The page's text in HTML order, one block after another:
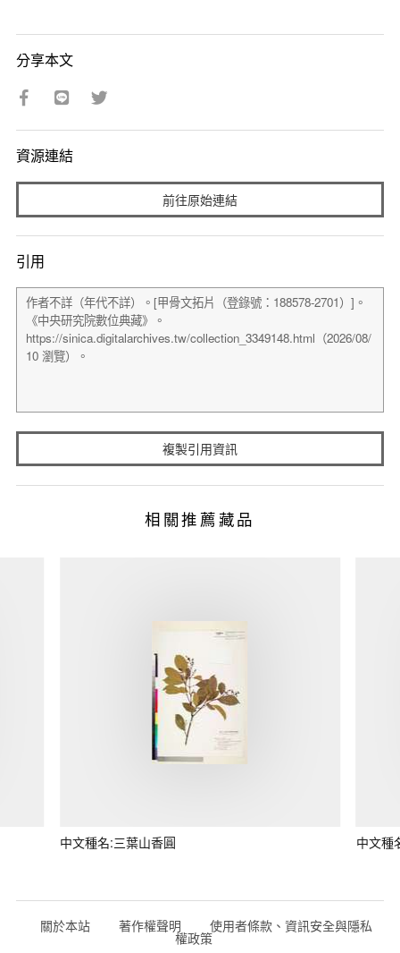
分享本文
資源連結
前往原始連結
引用
複製引用資訊
相關推薦藏品
中文種名:三葉山香圓 中文種
關於本站 著作權聲明 使用者條款、資訊安全與隱私
權政策